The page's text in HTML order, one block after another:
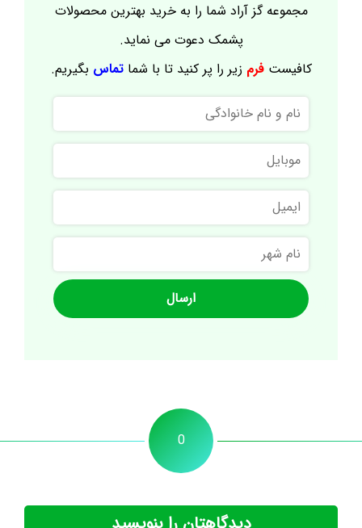
مجموعه گز آراد شما را به خرید بهترین محصولات
پشمک دعوت می نماید.
کافیستفرم زیر را پر کنید تا با شماتماس بگیریم.
نام
و
نام
خانوادگی
موبایل
ایمیل
نام
شهر
0